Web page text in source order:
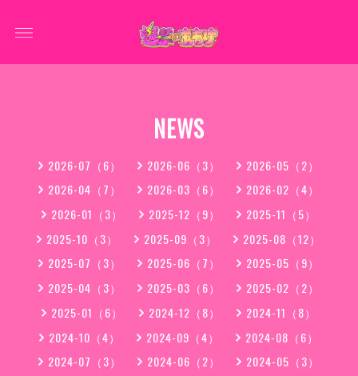
NEWS
2026-07（6） 2026-06（3）
2026-05（2）
2026-04（7）
2026-03（6）
2026-02（4）
2026-01（3）
2025-12（9）
2025-11（5）
2025-10（3）
2025-09（3）
2025-08（12）
2025-07（3）
2025-06（7）
2025-05（9）
2025-04（3）
2025-03（6）
2025-02（2）
2025-01（6）
2024-12（8）
2024-11（8）
2024-10（4）
2024-09（4）
2024-08（6）
2024-07（3）
2024-06（2）
2024-05（3）